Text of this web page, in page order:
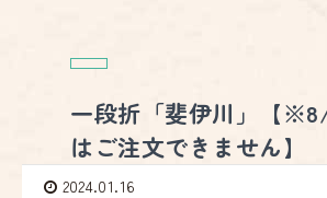
一段折「斐伊川」【
はご注文できません】
2024.01.16